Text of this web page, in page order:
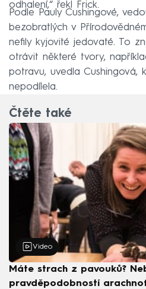
odhalení,“ řekl Frick.
Podle Pauly Cushingové,
bezobratlých v
nefily kyjovité jedovaté. To
otrávit některé tvory,
potravu, uvedla Cushingová,
nepodílela.
Čtěte také
Video
Máte strach z pavouků?
pravděpodobností